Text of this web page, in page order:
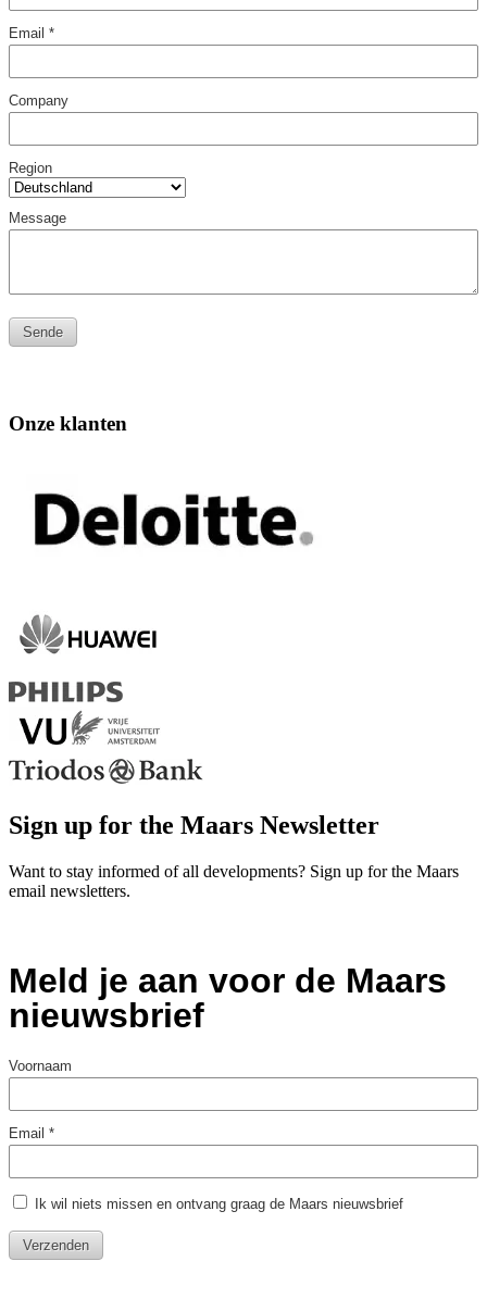
Onze klanten
Sign up for the Maars Newsletter
Want to stay informed of all developments? Sign up for the Maars
email newsletters.